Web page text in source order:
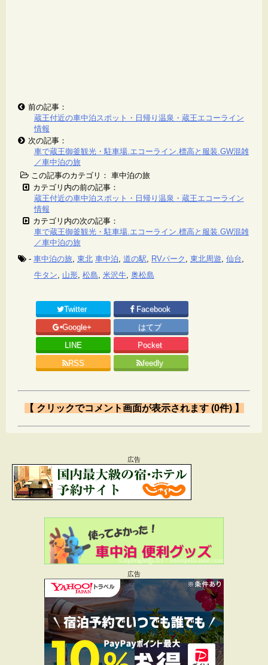
前の記事：
蔵王付近の車中泊スポット・日帰り温泉・蔵王エコーライン
情報
次の記事：
車で蔵王御釜観光・駐車場.エコーライン.標高と服装.GW混雑
／車中泊の旅
この記事のカテゴリ： 車中泊の旅
カテゴリ内の前の記事：
蔵王付近の車中泊スポット・日帰り温泉・蔵王エコーライン
情報
カテゴリ内の次の記事：
車で蔵王御釜観光・駐車場.エコーライン.標高と服装.GW混雑
／車中泊の旅
- 車中泊の旅, 東北 車中泊, 道の駅, RVパーク , 東北周遊, 仙台,
牛タン, 山形, 松島, 米沢牛, 奥松島
Twitter
Facebook
Google+
はてブ
LINE
Pocket
RSS
feedly
【 クリックでコメント画面が表示されます (0件) 】
メールアドレスが公開されることはありません。
*が付いている欄は必須項目です
コメント
名前*
広告
広告